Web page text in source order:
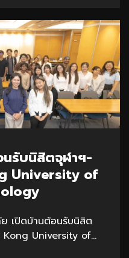
รับนิสิตจุฬาฯ-
University of
เปิดบ้านต้อนรับนิสิต
University of...